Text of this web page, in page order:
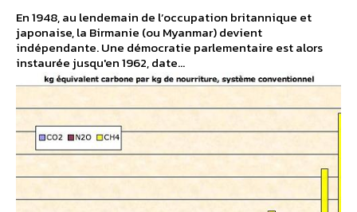
En 1948, au lendemain de l’occupation britannique et
japonaise, la Birmanie (ou Myanmar) devient
indépendante. Une démocratie parlementaire est alors
instaurée jusqu'en 1962, date...